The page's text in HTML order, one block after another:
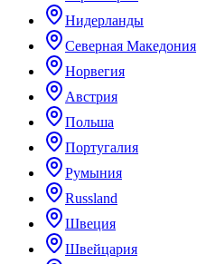
Нидерланды
Северная Македония
Норвегия
Австрия
Польша
Португалия
Румыния
Russland
Швеция
Швейцария